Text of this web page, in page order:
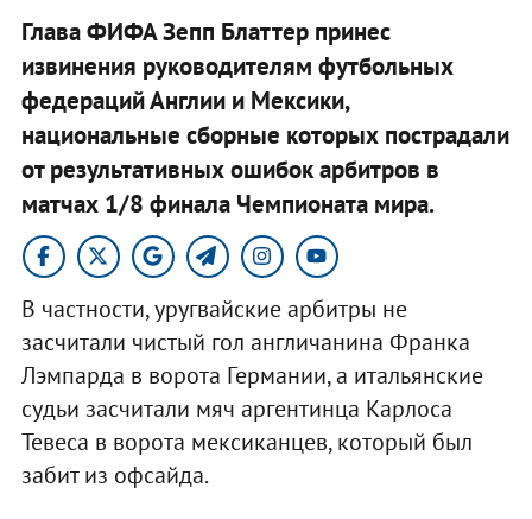
Глава ФИФА Зепп Блаттер принес
извинения руководителям футбольных
федераций Англии и Мексики,
национальные сборные которых пострадали
от результативных ошибок арбитров в
матчах 1/8 финала Чемпионата мира.
В частности, уругвайские арбитры не
засчитали чистый гол англичанина Франка
Лэмпарда в ворота Германии, а итальянские
судьи засчитали мяч аргентинца Карлоса
Тевеса в ворота мексиканцев, который был
забит из офсайда.